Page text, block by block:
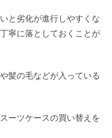
と劣化が進行しやすくな
寧に落としておくことが
髪の毛などが入っている
ーツケースの買い替えを